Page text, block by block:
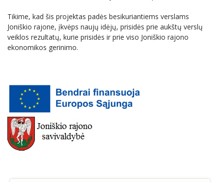
KREPŠINIO LEGENDOS ATGYJA JONIŠKYJE
KLECKŲ PUOTA
Tikime, kad šis projektas padės besikuriantiems verslams
Joniškio rajone, įkvėps naujų idėjų, prisidės prie aukštų verslų
veiklos rezultatų, kurie prisidės ir prie viso Joniškio rajono
ekonomikos gerinimo.